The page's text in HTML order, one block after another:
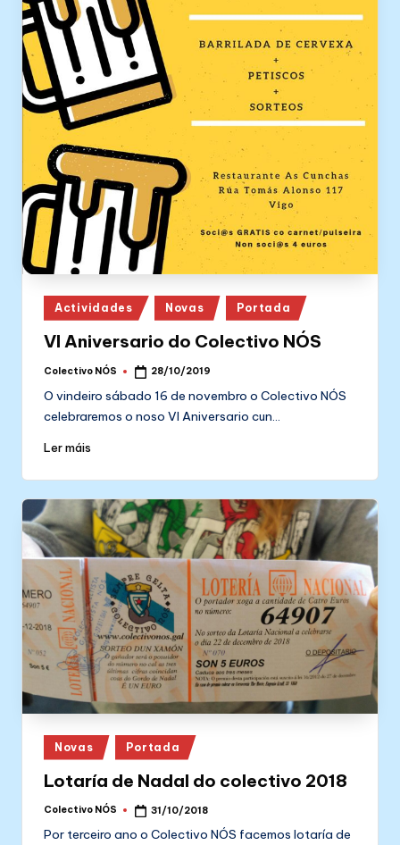
Posted
in
Actividades Novas Portada
VI Aniversario do Colectivo NÓS
Posted
Colectivo NÓS 28/10/2019
O vindeiro sábado 16 de novembro o Colectivo NÓS
celebraremos o noso VI Aniversario cun…
Ler máis
Posted
in
Novas Portada
Lotaría de Nadal do colectivo 2018
Posted
Colectivo NÓS 31/10/2018
Por terceiro ano o Colectivo NÓS facemos lotaría de